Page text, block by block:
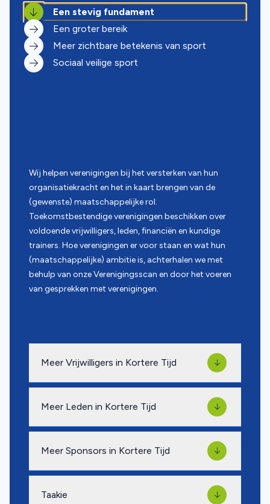
Een stevig fundament
Een groter bereik
Meer zichtbare betekenis van sport
Sociaal veilige sport
Wij helpen verenigingen bij het versterken van hun
organisatiekracht en het in kaart brengen van de
(gewenste) maatschappelijke rol.
Toekomstbestendige verenigingen beschikken over
voldoende vrijwilligers, leden, financiën en kundige
trainers. Hoe verenigingen er voor staan en wat hun
(maatschappelijke) ambitie is, achterhalen we met
behulp van onze Verenigingsscan en door het voeren
van gesprekken met verenigingen.
Meer Vrijwilligers in Kortere Tijd
Meer Leden in Kortere Tijd
Meer Sponsors in Kortere Tijd
Taakie